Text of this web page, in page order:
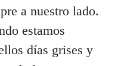
a nuestro lado.
estamos
días grises y